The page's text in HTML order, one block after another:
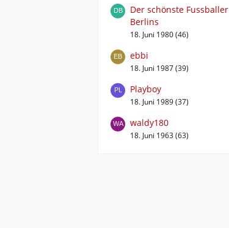
Der schönste Fussballer
Berlins
18. Juni 1980 (46)
ebbi
18. Juni 1987 (39)
Playboy
18. Juni 1989 (37)
waldy180
18. Juni 1963 (63)